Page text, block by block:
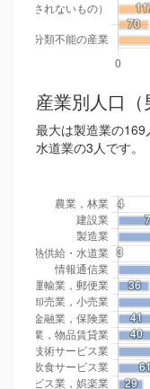
産業別人口（
最大は製造業の169
水道業の3人です。